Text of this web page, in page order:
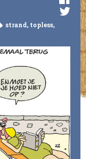
strand, topless,